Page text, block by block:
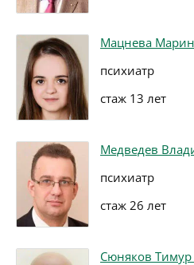
Мацнева
психиатр
стаж 13 лет
Медведев
психиатр
стаж 26 лет
Сюняков Тимур